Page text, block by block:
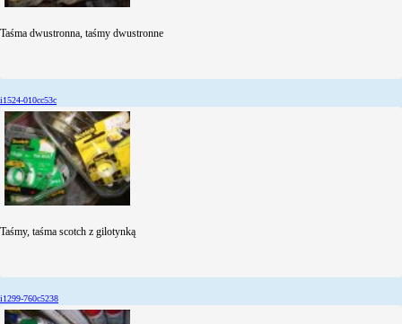
Taśma dwustronna, taśmy dwustronne
i1524-010cc53c
Taśmy, taśma scotch z gilotynką
i1299-760c5238